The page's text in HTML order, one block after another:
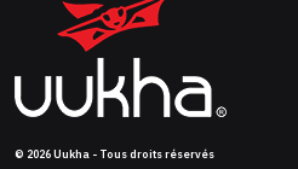
© 2026 Uukha - Tous droits réservés